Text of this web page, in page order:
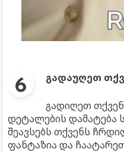
გადაუღეთ
გადიღეთ
დეტალების დამატება
შეავსებს თქვენს
ფანტაზია და